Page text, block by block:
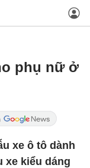
phụ nữ ở
xe ô tô dành
xe kiểu dáng